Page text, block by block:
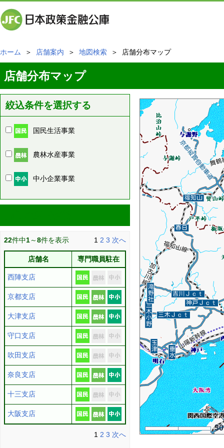
ホーム ＞ 店舗案内 ＞ 地図検索 ＞ 店舗分布マップ
店舗分布マップ
絞込条件を選択する
国民生活事業
農林水産事業
中小企業事業
22件中1～8件を表示 1 2 3 次へ
店舗名 専門職員駐在
西陣支店
京都支店
大津支店
守口支店
吹田支店
奈良支店
十三支店
大阪支店
1 2 3 次へ